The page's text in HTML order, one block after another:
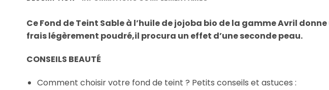
Ce Fond de Teint Sable à l’huile de jojoba bio de la gamme Avril
frais légèrement poudré,il procura un effet d’une seconde peau.
CONSEILS BEAUTÉ
Comment choisir votre fond de teint ? Petits conseils et astuces :